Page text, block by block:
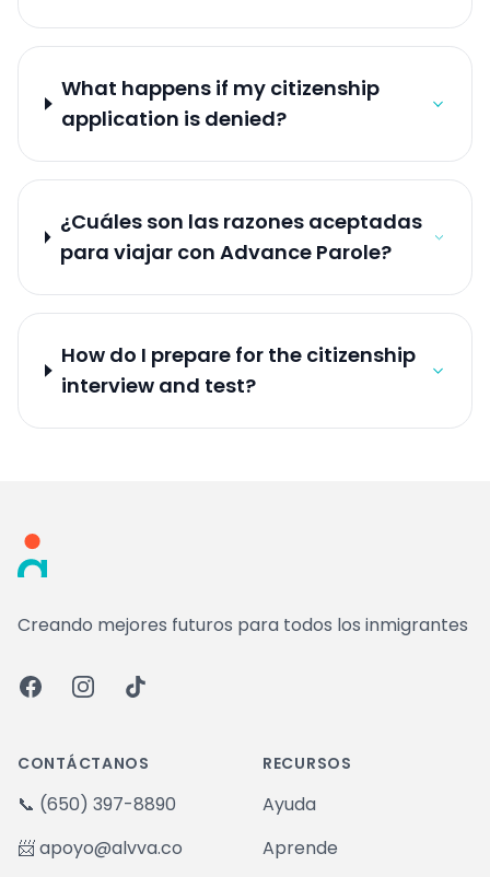
What happens if my citizenship
application is denied?
¿Cuáles son las razones aceptadas
para viajar con Advance Parole?
How do I prepare for the citizenship
interview and test?
Creando mejores futuros para todos los inmigrantes
FacebookInstagramTikTok
CONTÁCTANOS
📞 (650) 397-8890
📨apoyo@alvva.co
RECURSOS
Ayuda
Aprende